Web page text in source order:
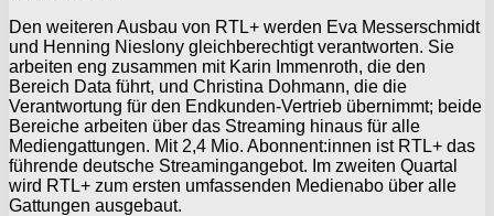
Den weiteren Ausbau von RTL+ werden Eva Messerschmidt
und Henning Nieslony gleichberechtigt verantworten. Sie
arbeiten eng zusammen mit Karin Immenroth, die den
Bereich Data führt, und Christina Dohmann, die die
Verantwortung für den Endkunden-Vertrieb übernimmt; beide
Bereiche arbeiten über das Streaming hinaus für alle
Mediengattungen. Mit 2,4 Mio. Abonnent:innen ist RTL+ das
führende deutsche Streamingangebot. Im zweiten Quartal
wird RTL+ zum ersten umfassenden Medienabo über alle
Gattungen ausgebaut.